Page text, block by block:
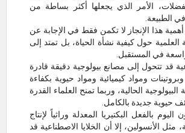
الأمر الذي يجعلها أكثر بساطة من
الطبيعة.
هذا الإنجاز لا تكمن فقط في الإجابة عن
العلمية حول كيفية نشأة الحياة، بل تمتد إلى
في المستقبل.
قد تتحول إلى مصانع بيولوجية دقيقة قادرة
ومواد كيميائية ومواد حيوية بكفاءة
الحالية، وربما تمنح العلماء القدرة
حيوية جديدة بالكامل.
اليوم بالفعل البكتيريا المعدلة وراثياً لإنتاج
مثل الأنسولين، إلا أن الخلايا الاصطناعية قد